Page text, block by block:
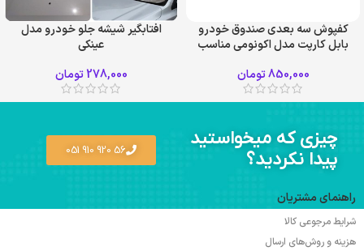
کفپوش سه بعدی صندوق خودرو
بابل کارپت مدل اکونومی مناسب
سهند
850,000تومان
افتابگیر شیشه جلو خودرو مدل
عینکی
278,000 تومان
چیزی که میخواستید
پیدا نکردید؟
56 920 910 051
راهنمای مشتریان
شرایط مرجوعی کالا
هزینه و روش‌های ارسال